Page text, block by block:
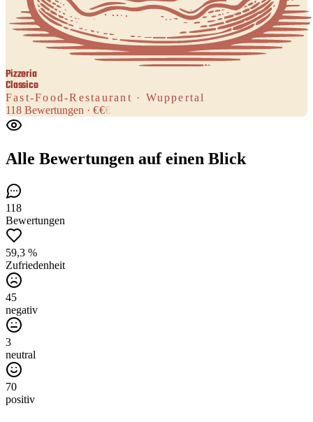
Pizzeria
Classico
Fast-Food-Restaurant · Wuppertal
118 Bewertungen · €€€
Alle Bewertungen auf einen Blick
118
Bewertungen
59,3 %
Zufriedenheit
45
negativ
3
neutral
70
positiv